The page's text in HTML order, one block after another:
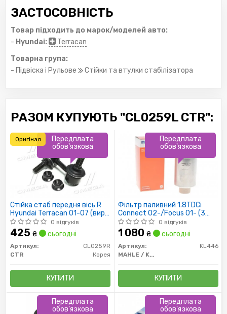
ЗАСТОСОВНІСТЬ
Товар підходить до марок/моделей авто:
- Hyundai:
Terracan
Товарна група:
- Підвіска і Рульове
Стійки та втулки стабілізатора
РАЗОМ КУПУЮТЬ "CL0259L CTR":
Стійка стаб передня вісь R
Hyundai Terracan 01-07 (вир-
во CTR)
0 відгуків
425 ₴ сьогодні
Артикул:
CL0259R
CTR
Корея
КУПИТИ
Передплата
обов'язкова
Оригінал
Фільтр паливний 1.8TDCi
Connect 02-/Focus 01- (3
трубки)
0 відгуків
1 080 ₴ сьогодні
Артикул:
KL446
MAHLE / KNECHT
КУПИТИ
Передплата
обов'язкова
Передплата
обов'язкова
Передплата
обов'язкова